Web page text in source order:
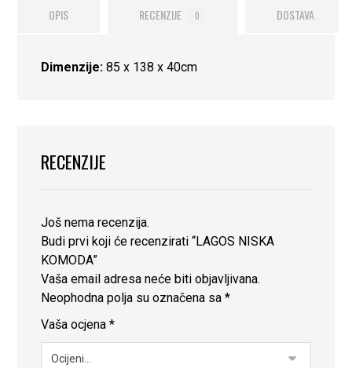
OPIS RECENZIJE 0 DOSTAVA
Dimenzije:85 x 138 x 40cm
RECENZIJE
Još nema recenzija.
Budi prvi koji će recenzirati “LAGOS NISKA
KOMODA”
Vaša email adresa neće biti objavljivana.
Neophodna polja su označena sa*
Vaša ocjena*